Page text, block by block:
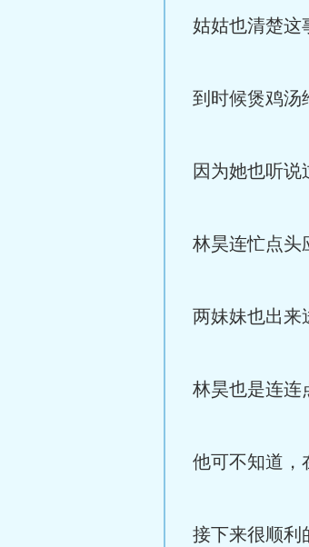
姑姑也清楚这
到时候煲鸡汤
因为她也听说
林昊连忙点头
两妹妹也出来
林昊也是连连
他可不知道，
接下来很顺利